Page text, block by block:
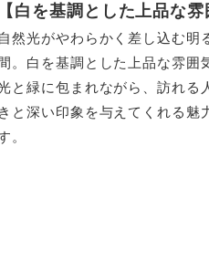
白を基調とした上品な雰
然光がやわらかく差し込む明
。白を基調とした上品な雰囲
と緑に包まれながら、訪れる
と深い印象を与えてくれる魅
。